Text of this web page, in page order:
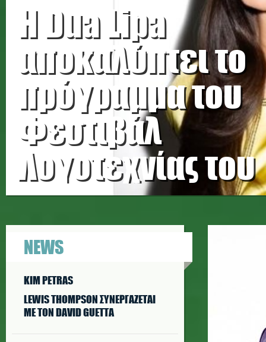
Η Dua Lipa
αποκαλύπτει το
πρόγραμμα του
Φεστιβάλ
Λογοτεχνίας του
Λονδίνου
NEWS
KIM PETRAS
LEWIS THOMPSON ΣΥΝΕΡΓAΖΕΤΑΙ
ΜΕ ΤΟΝ DAVID GUETTA